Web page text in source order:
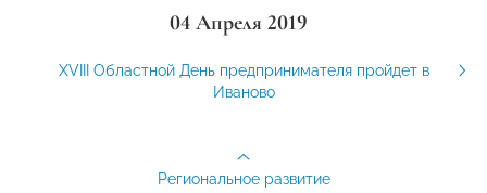
04 Апреля 2019
XVIII Областной День предпринимателя пройдет в
Иваново
Региональное развитие